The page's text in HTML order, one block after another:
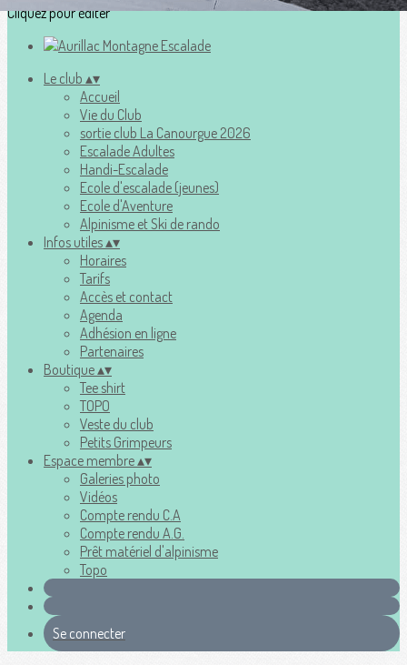
Cliquez pour éditer
Le club ▴▾
Accueil
Vie du Club
sortie club La Canourgue 2026
Escalade Adultes
Handi-Escalade
Ecole d'escalade (jeunes)
Ecole d'Aventure
Alpinisme et Ski de rando
Infos utiles▴▾
Horaires
Tarifs
Accès et contact
Agenda
Adhésion en ligne
Partenaires
Boutique▴▾
Tee shirt
TOPO
Veste du club
Petits Grimpeurs
Espace membre▴▾
Galeries photo
Vidéos
Compte rendu C.A
Compte rendu A.G.
Prêt matériel d'alpinisme
Topo
Se connecter